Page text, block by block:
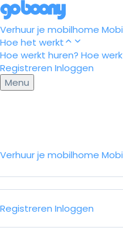
Verhuur je mobilhome
Hoe het werkt
Hoe werkt huren? Hoe
Registreren Inloggen
Menu
Verhuur je mobilhome
Registreren Inloggen